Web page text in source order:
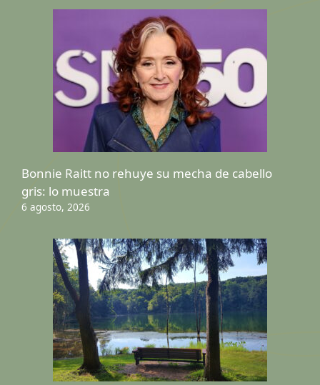
Bonnie Raitt no rehuye su mecha de cabello
gris: lo muestra
6 agosto, 2026